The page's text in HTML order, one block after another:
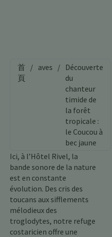
首
頁
/ aves / Découverte
du
chanteur
timide de
la forêt
tropicale :
le Coucou à
bec jaune
Ici, à l’Hôtel Rivel, la
bande sonore de la nature
est en constante
évolution. Des cris des
toucans aux sifflements
mélodieux des
troglodytes, notre refuge
costaricien offre une